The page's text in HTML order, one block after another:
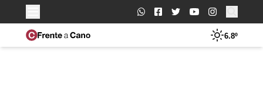
Buscar:
6.8º